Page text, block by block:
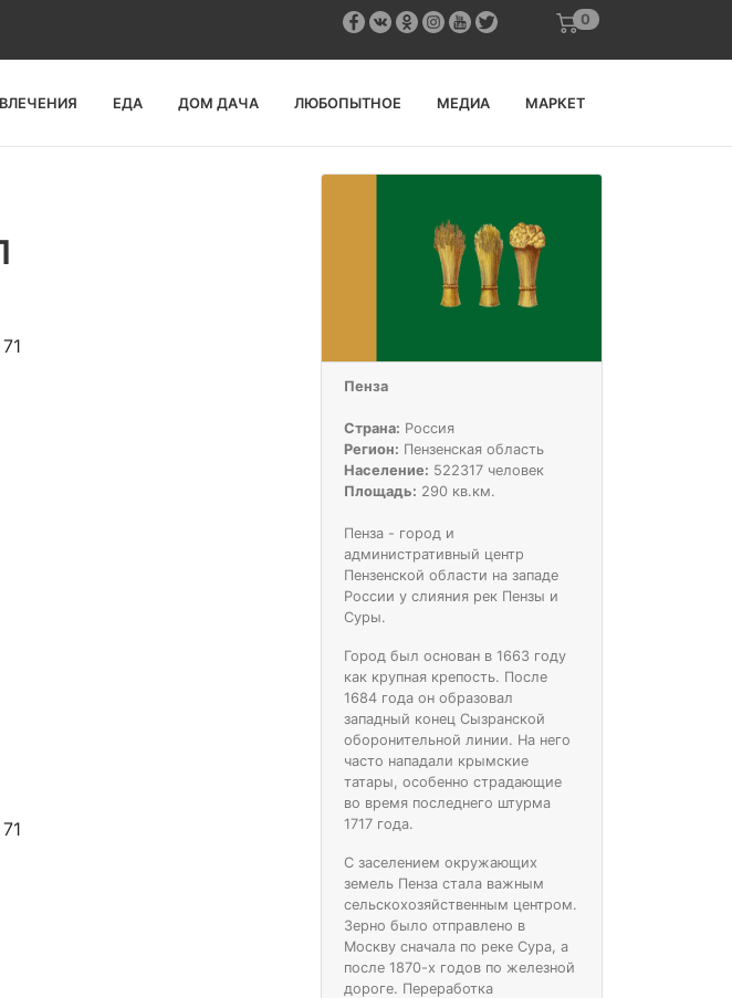
0
ЕДА ДОМ ДАЧА ЛЮБОПЫТНОЕ МЕДИА МАРКЕТ
Пенза
Страна: Россия
Регион: Пензенская область
Население: 522317 человек
Площадь: 290 кв.км.
Пенза - город и
административный центр
Пензенской области на западе
России у слияния рек Пензы и
Суры.
Город был основан в 1663 году
как крупная крепость. После
1684 года он образовал
западный конец Сызранской
оборонительной линии. На него
часто нападали крымские
татары, особенно страдающие
во время последнего штурма
1717 года.
С заселением окружающих
земель Пенза стала важным
сельскохозяйственным центром.
Зерно было отправлено в
Москву сначала по реке Сура, а
после 1870-х годов по железной
дороге. Переработка